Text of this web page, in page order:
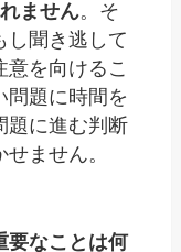
ません。そ
し聞き逃して
意を向けるこ
問題に時間を
題に進む判断
ません。
要なことは何